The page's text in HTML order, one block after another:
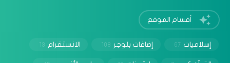
أقسام الموقع
إسلاميات 67 إضافات بلوجر 108 الانستقرام 13